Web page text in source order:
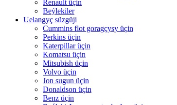
Renault üçin
Beýlekiler
Uelangyç süzgüji
Cummins flot goragçysy üçin
Perkins üçin
Katerpillar üçin
Komatsu üçin
Mitsubish üçin
Volvo üçin
Jon sugun üçin
Donaldson üçin
Benz üçin